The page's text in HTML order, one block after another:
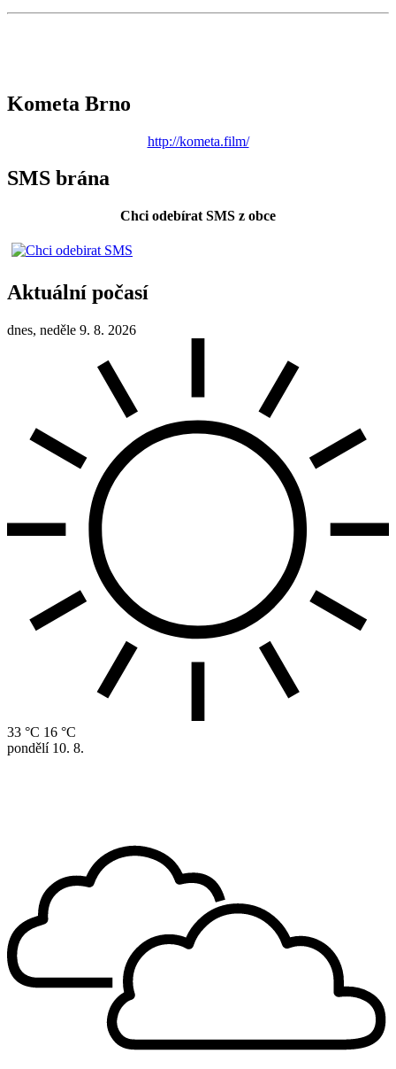
Kometa Brno
http://kometa.film/
SMS brána
Chci odebírat SMS z obce
Aktuální počasí
dnes, neděle 9. 8. 2026
33 °C 16 °C
pondělí 10. 8.